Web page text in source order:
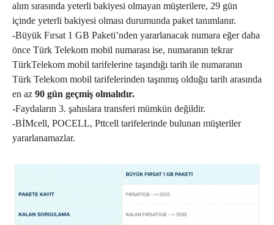
alım sırasında yeterli bakiyesi olmayan müşterilere, 29 gün
içinde yeterli bakiyesi olması durumunda paket tanımlanır.
-Büyük Fırsat 1 GB Paketi’nden yararlanacak numara eğer daha
önce Türk Telekom mobil numarası ise, numaranın tekrar
TürkTelekom mobil tarifelerine taşındığı tarih ile numaranın
Türk Telekom mobil tarifelerinden taşınmış olduğu tarih arasında
en az 90 gün geçmiş olmalıdır.
-Faydaların 3. şahıslara transferi mümkün değildir.
-BİMcell, POCELL, Pttcell tarifelerinde bulunan müşteriler
yararlanamazlar.